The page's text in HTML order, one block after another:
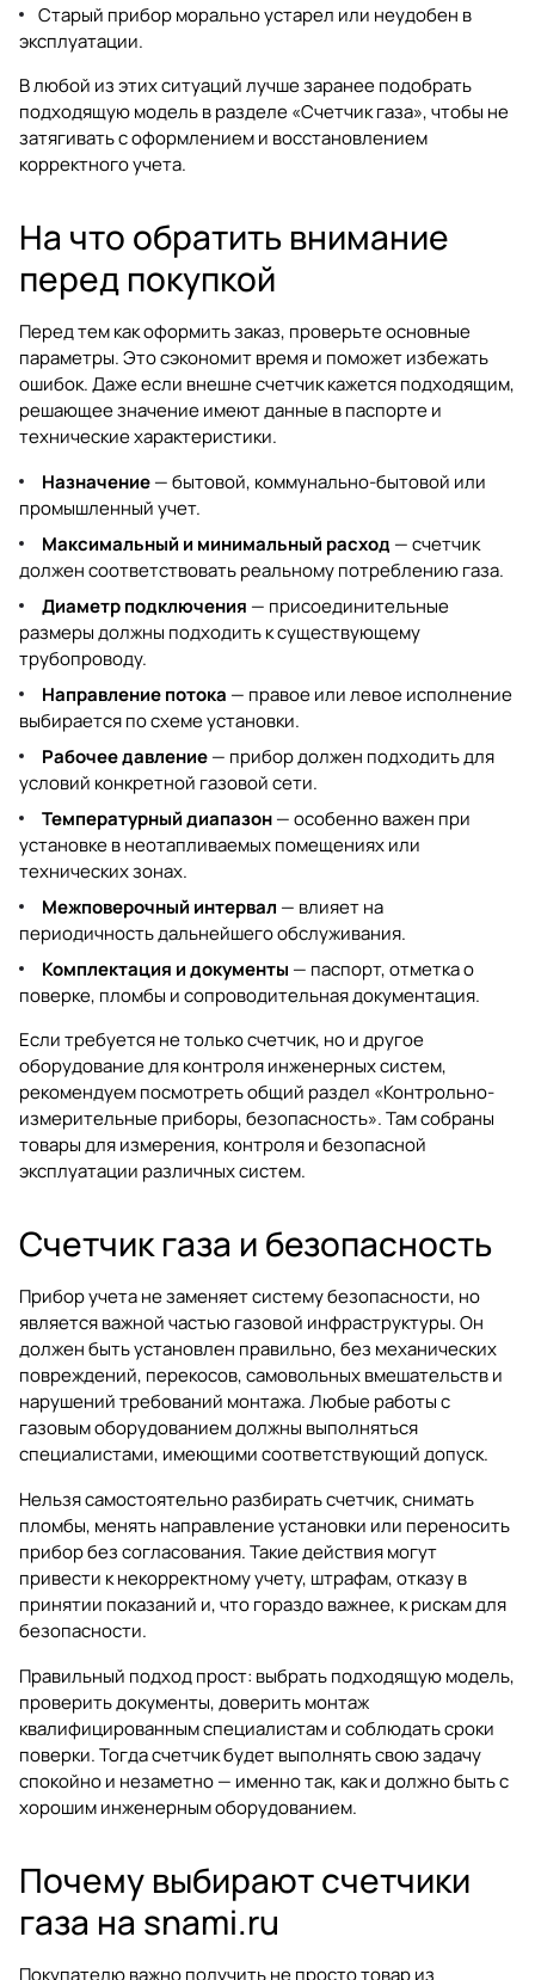
Старый прибор морально устарел или неудобен в
эксплуатации.
В любой из этих ситуаций лучше заранее подобрать
подходящую модель в разделе«Счетчик газа», чтобы не
затягивать с оформлением и восстановлением
корректного учета.
На что обратить внимание
перед покупкой
Перед тем как оформить заказ, проверьте основные
параметры. Это сэкономит время и поможет избежать
ошибок. Даже если внешне счетчик кажется подходящим,
решающее значение имеют данные в паспорте и
технические характеристики.
Назначение— бытовой, коммунально-бытовой или
промышленный учет.
Максимальный и минимальный расход — счетчик
должен соответствовать реальному потреблению газа.
Диаметр подключения — присоединительные
размеры должны подходить к существующему
трубопроводу.
Направление потока — правое или левое исполнение
выбирается по схеме установки.
Рабочее давление— прибор должен подходить для
условий конкретной газовой сети.
Температурный диапазон— особенно важен при
установке в неотапливаемых помещениях или
технических зонах.
Межповерочный интервал — влияет на
периодичность дальнейшего обслуживания.
Комплектация и документы — паспорт, отметка о
поверке, пломбы и сопроводительная документация.
Если требуется не только счетчик, но и другое
оборудование для контроля инженерных систем,
рекомендуем посмотреть общий раздел «Контрольно-
измерительные приборы, безопасность». Там собраны
товары для измерения, контроля и безопасной
эксплуатации различных систем.
Счетчик газа и безопасность
Прибор учета не заменяет систему безопасности, но
является важной частью газовой инфраструктуры. Он
должен быть установлен правильно, без механических
повреждений, перекосов, самовольных вмешательств и
нарушений требований монтажа. Любые работы с
газовым оборудованием должны выполняться
специалистами, имеющими соответствующий допуск.
Нельзя самостоятельно разбирать счетчик, снимать
пломбы, менять направление установки или переносить
прибор без согласования. Такие действия могут
привести к некорректному учету, штрафам, отказу в
принятии показаний и, что гораздо важнее, к рискам для
безопасности.
Правильный подход прост: выбрать подходящую модель,
проверить документы, доверить монтаж
квалифицированным специалистам и соблюдать сроки
поверки. Тогда счетчик будет выполнять свою задачу
спокойно и незаметно — именно так, как и должно быть с
хорошим инженерным оборудованием.
Почему выбирают счетчики
газа на snami.ru
Покупателю важно получить не просто товар из